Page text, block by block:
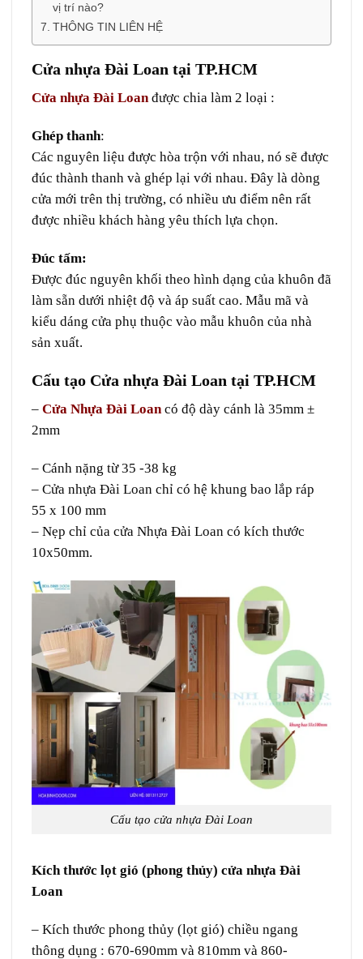
vị trí nào?
THÔNG TIN LIÊN HỆ
Cửa nhựa Đài Loan tại TP.HCM
Cửa nhựa Đài Loanđược chia làm 2 loại :
Ghép thanh:
Các nguyên liệu được hòa trộn với nhau, nó sẽ được
đúc thành thanh và ghép lại với nhau. Đây là dòng
cửa mới trên thị trường, có nhiều ưu điểm nên rất
được nhiều khách hàng yêu thích lựa chọn.
Đúc tấm:
Được đúc nguyên khối theo hình dạng của khuôn đã
làm sẵn dưới nhiệt độ và áp suất cao. Mẫu mã và
kiểu dáng cửa phụ thuộc vào mẫu khuôn của nhà
sản xuất.
Cấu tạo Cửa nhựa Đài Loan tại TP.HCM
– Cửa Nhựa Đài Loancó độ dày cánh là 35mm ±
2mm
– Cánh nặng từ 35 -38 kg
– Cửa nhựa Đài Loan chỉ có hệ khung bao lắp ráp
55 x 100 mm
– Nẹp chỉ của cửa Nhựa Đài Loan có kích thước
10x50mm.
Cấu tạo cửa nhựa Đài Loan
Kích thước lọt gió (phong thủy) cửa nhựa Đài
Loan
– Kích thước phong thủy (lọt gió) chiều ngang
thông dụng : 670-690mm và 810mm và 860-